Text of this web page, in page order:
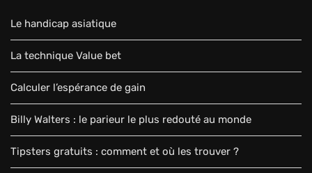
Le handicap asiatique
La technique Value bet
Calculer l’espérance de gain
Billy Walters : le parieur le plus redouté au monde
Tipsters gratuits : comment et où les trouver ?